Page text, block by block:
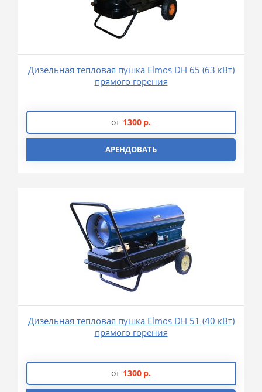
Дизельная тепловая пушка Elmos DH 65 (63 кВт)
прямого горения
от 1300 р.
АРЕНДОВАТЬ
Дизельная тепловая пушка Elmos DH 51 (40 кВт)
прямого горения
от 1300 р.